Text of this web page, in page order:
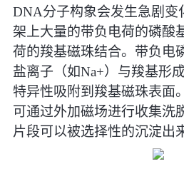
DNA分子构象会发生急剧变
架上大量的带负电荷的磷酸
荷的羧基磁珠结合。带负电
盐离子（如Na+）与羧基形
特异性吸附到羧基磁珠表面
可通过外加磁场进行收集洗
片段可以被选择性的沉淀出